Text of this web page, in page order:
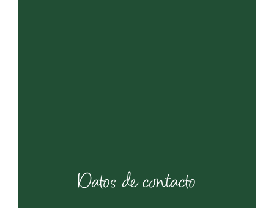
Datos de contacto